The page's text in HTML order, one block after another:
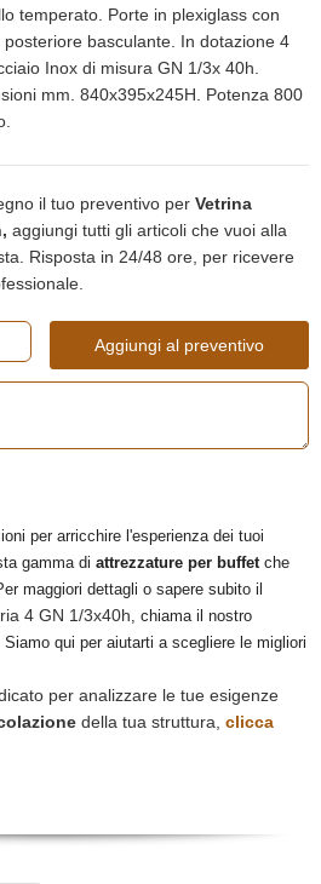
temperato. Porte in plexiglass con
basculante. In dotazione 4
Inox di misura GN 1/3x 40h.
mm. 840x395x245H. Potenza 800
il tuo preventivo per Vetrina
aggiungi tutti gli articoli che vuoi alla
Risposta in 24/48 ore, per ricevere
Aggiungi al preventivo
per arricchire l'esperienza dei tuoi
gamma di attrezzature per buffetche
maggiori dettagli o sapere subito il
4 GN 1/3x40h, chiama il nostro
Siamo qui per aiutarti a scegliere le migliori
per analizzare le tue esigenze
della tua struttura, clicca